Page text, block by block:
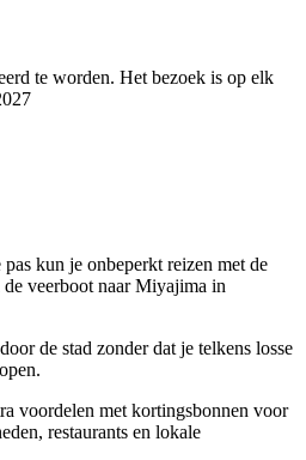
te worden. Het bezoek is op elk
kun je onbeperkt reizen met de
de veerboot naar Miyajima in
de stad zonder dat je telkens losse
voordelen met kortingsbonnen voor
restaurants en lokale